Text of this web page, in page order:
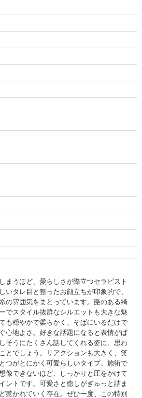
まうほど、愛らしさが際立つセラピスト
いタレ目と整ったお顔立ちが印象的で、
の雰囲気をまとっています。艶のある綺
でスタイル抜群なシルエットも大きな魅
も穏やかで柔らかく、そばにいるだけで
心地よさ。好きな話題になると表情がぱ
そうにたくさん話してくれる姿に、思わ
とでしょう。リアクションも大きく、笑
つがとにかく可愛らしいタイプ。施術で
像できないほど、しっかりと圧をかけて
ントです。可愛さと癒しがぎゅっと詰ま
惹かれていく存在。ぜひ一度、この特別